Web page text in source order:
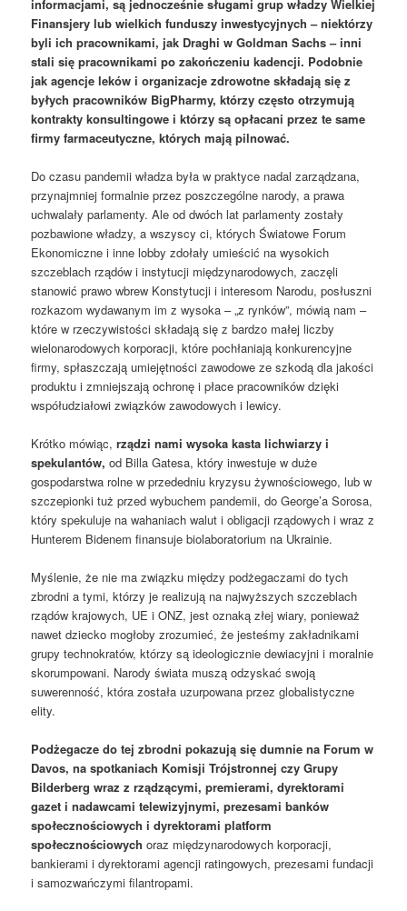
informacjami, są jednocześnie sługami grup władzy Wielkiej
Finansjery lub wielkich funduszy inwestycyjnych – niektórzy
byli ich pracownikami, jak Draghi w Goldman Sachs – inni
stali się pracownikami po zakończeniu kadencji. Podobnie
jak agencje leków i organizacje zdrowotne składają się z
byłych pracowników BigPharmy, którzy często otrzymują
kontrakty konsultingowe i którzy są opłacani przez te same
firmy farmaceutyczne, których mają pilnować.
Do czasu pandemii władza była w praktyce nadal zarządzana,
przynajmniej formalnie przez poszczególne narody, a prawa
uchwalały parlamenty. Ale od dwóch lat parlamenty zostały
pozbawione władzy, a wszyscy ci, których Światowe Forum
Ekonomiczne i inne lobby zdołały umieścić na wysokich
szczeblach rządów i instytucji międzynarodowych, zaczęli
stanowić prawo wbrew Konstytucji i interesom Narodu, posłuszni
rozkazom wydawanym im z wysoka – „z rynków”, mówią nam –
które w rzeczywistości składają się z bardzo małej liczby
wielonarodowych korporacji, które pochłaniają konkurencyjne
firmy, spłaszczają umiejętności zawodowe ze szkodą dla jakości
produktu i zmniejszają ochronę i płace pracowników dzięki
współudziałowi związków zawodowych i lewicy.
Krótko mówiąc,rządzi nami wysoka kasta lichwiarzy i
spekulantów, od Billa Gatesa, który inwestuje w duże
gospodarstwa rolne w przededniu kryzysu żywnościowego, lub w
szczepionki tuż przed wybuchem pandemii, do George’a Sorosa,
który spekuluje na wahaniach walut i obligacji rządowych i wraz z
Hunterem Bidenem finansuje biolaboratorium na Ukrainie.
Myślenie, że nie ma związku między podżegaczami do tych
zbrodni a tymi, którzy je realizują na najwyższych szczeblach
rządów krajowych, UE i ONZ, jest oznaką złej wiary, ponieważ
nawet dziecko mogłoby zrozumieć, że jesteśmy zakładnikami
grupy technokratów, którzy są ideologicznie dewiacyjni i moralnie
skorumpowani. Narody świata muszą odzyskać swoją
suwerenność, która została uzurpowana przez globalistyczne
elity.
Podżegacze do tej zbrodni pokazują się dumnie na Forum w
Davos, na spotkaniach Komisji Trójstronnej czy Grupy
Bilderberg wraz z rządzącymi, premierami, dyrektorami
gazet i nadawcami telewizyjnymi, prezesami banków
społecznościowych i dyrektorami platform
społecznościowych oraz międzynarodowych korporacji,
bankierami i dyrektorami agencji ratingowych, prezesami fundacji
i samozwańczymi filantropami.